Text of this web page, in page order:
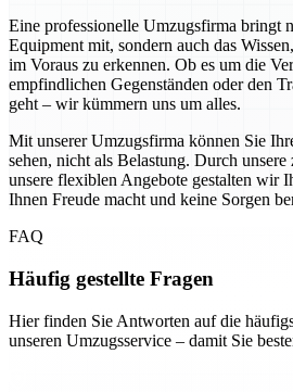
Eine professionelle Umzugsfirma bringt
Equipment mit, sondern auch das
im Voraus zu erkennen. Ob es um die
empfindlichen Gegenständen oder den
geht – wir kümmern uns um alles.
Mit unserer Umzugsfirma können Sie
sehen, nicht als Belastung. Durch
unsere flexiblen Angebote gestalten wir
Ihnen Freude macht und keine Sorgen
FAQ
Häufig gestellte Fragen
Hier finden Sie Antworten auf die
unseren Umzugsservice – damit Sie